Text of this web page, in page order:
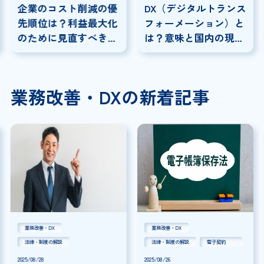
企業のコスト削減の優
先順位は？利益最大化
のために見直すべきコ
スト
DX（デジタルトランス
フォーメーション）と
は？意味と国内の現状
を分かりやすく解説
業務改善・DXの新着記事
業務改善・DX
法律・制度の解説
2025/08/28
業務改善・DX
法律・制度の解説
電子契約
2025/08/26